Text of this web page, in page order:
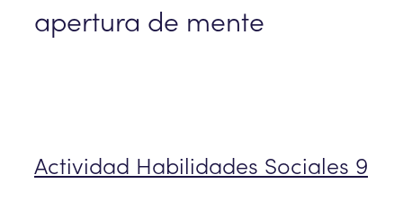
apertura de mente
Actividad Habilidades Sociales 9